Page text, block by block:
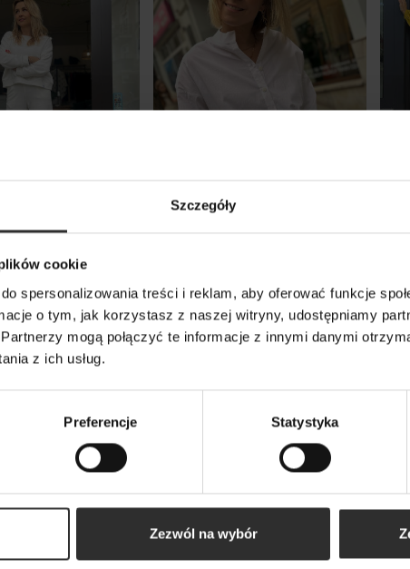
Szczegóły
cookie
spersonalizowania treści i reklam, aby oferować funkcje
o tym, jak korzystasz z naszej witryny, udostępniamy
mogą połączyć te informacje z innymi danymi
z ich usług.
Preferencje Statystyka
Zezwól na wybór
dresowy z
nogawkami New
kolorze białym Lidia White